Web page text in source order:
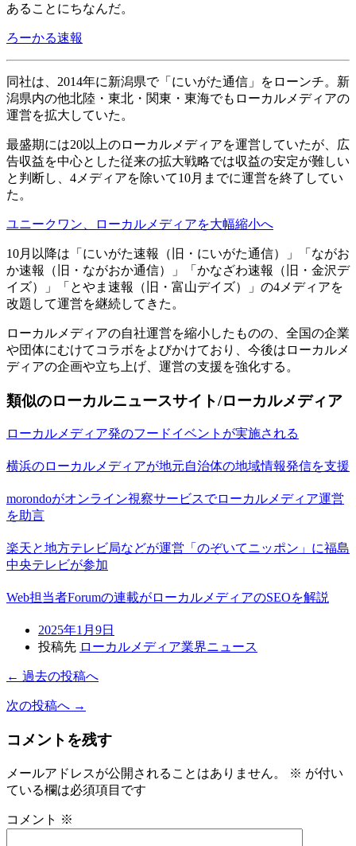
あることにちなんだ。
ろーかる速報
同社は、2014年に新潟県で「にいがた通信」をローンチ。新
潟県内の他北陸・東北・関東・東海でもローカルメディアの
運営を拡大していた。
最盛期には20以上のローカルメディアを運営していたが、広
告収益を中心とした従来の拡大戦略では収益の安定が難しい
と判断し、4メディアを除いて10月までに運営を終了してい
た。
ユニークワン、ローカルメディアを大幅縮小へ
10月以降は「にいがた速報（旧・にいがた通信）」「ながお
か速報（旧・ながおか通信）」「かなざわ速報（旧・金沢デ
イズ）」「とやま速報（旧・富山デイズ）」の4メディアを
改題して運営を継続してきた。
ローカルメディアの自社運営を縮小したものの、全国の企業
や団体にむけてコラボをよびかけており、今後はローカルメ
ディアの企画や立ち上げ、運営の支援を強化する。
類似のローカルニュースサイト/ローカルメディア
ローカルメディア発のフードイベントが実施される
横浜のローカルメディアが地元自治体の地域情報発信を支援
morondoがオンライン視察サービスでローカルメディア運営
を助言
楽天と地方テレビ局などが運営「のぞいてニッポン」に福島
中央テレビが参加
Web担当者Forumの連載がローカルメディアのSEOを解説
2025年1月9日
投稿先 ローカルメディア業界ニュース
← 過去の投稿へ
次の投稿へ →
コメントを残す
メールアドレスが公開されることはありません。 ※ が付い
ている欄は必須項目です
コメント ※